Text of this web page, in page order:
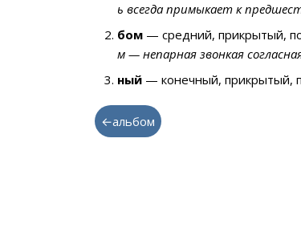
ь всегда примыкает к
бом — средний, прикрытый,
м — непарная звонкая
ный — конечный, прикрытый,
←альбом